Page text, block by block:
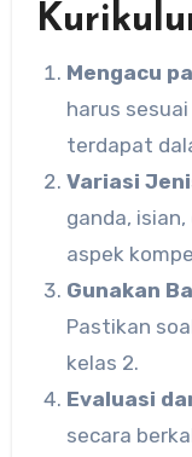
Mengacu
harus
terdapat
Variasi
ganda,
aspek
Gunakan
Pastikan
kelas 2.
Evaluasi
secara